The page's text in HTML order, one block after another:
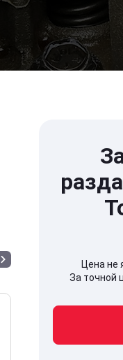
141707,
дом 5
Цена не
За точной